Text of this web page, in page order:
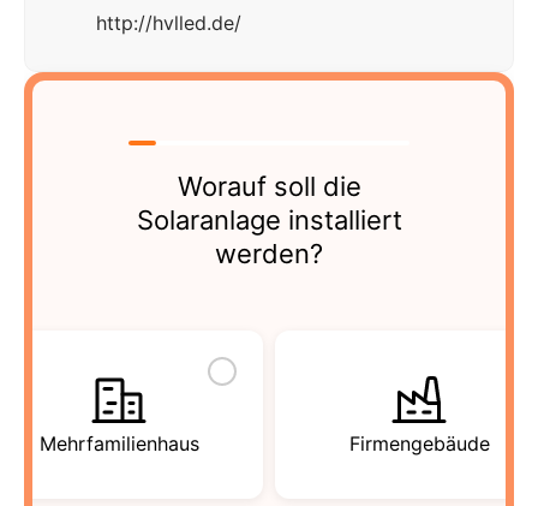
http://hvlled.de/
Worauf soll die
Solaranlage installiert
werden?
Mehrfamilienhaus Firmengebäude